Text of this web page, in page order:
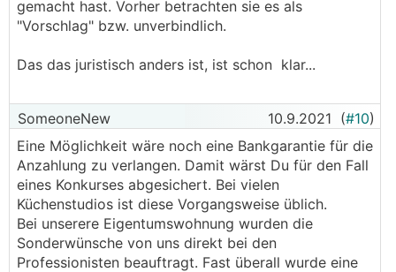
gemacht hast. Vorher betrachten sie es als
"Vorschlag" bzw. unverbindlich.
Das das juristisch anders ist, ist schon klar...
SomeoneNew 10.9.2021 (#10)
Eine Möglichkeit wäre noch eine Bankgarantie für die
Anzahlung zu verlangen. Damit wärst Du für den Fall
eines Konkurses abgesichert. Bei vielen
Küchenstudios ist diese Vorgangsweise üblich.
Bei unserere Eigentumswohnung wurden die
Sonderwünsche von uns direkt bei den
Professionisten beauftragt. Fast überall wurde eine